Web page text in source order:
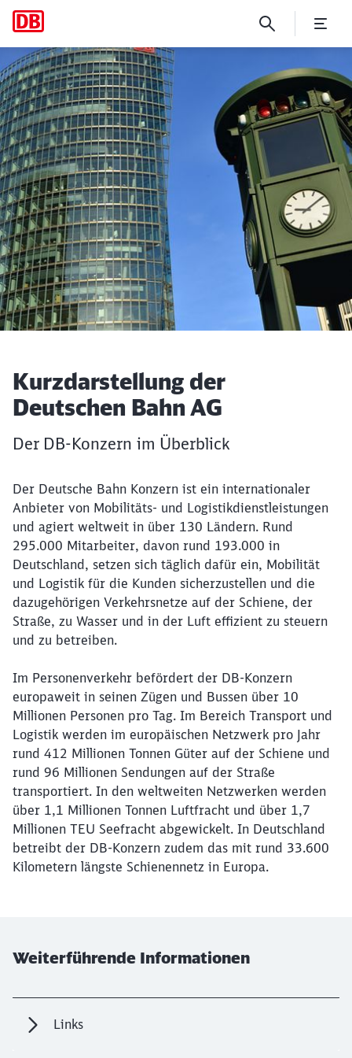
Kurzdarstellung der
Artikel:
Kurzdarstellung der
Deutschen Bahn AG
Der DB-Konzern im Überblick
Der Deutsche Bahn Konzern ist ein internationaler
Anbieter von Mobilitäts- und Logistikdienstleistungen
und agiert weltweit in über 130 Ländern. Rund
295.000 Mitarbeiter, davon rund 193.000 in
Deutschland, setzen sich täglich dafür ein, Mobilität
und Logistik für die Kunden sicherzustellen und die
dazugehörigen Verkehrsnetze auf der Schiene, der
Straße, zu Wasser und in der Luft effizient zu steuern
und zu betreiben.
Im Personenverkehr befördert der DB-Konzern
europaweit in seinen Zügen und Bussen über 10
Millionen Personen pro Tag. Im Bereich Transport und
Logistik werden im europäischen Netzwerk pro Jahr
rund 412 Millionen Tonnen Güter auf der Schiene und
rund 96 Millionen Sendungen auf der Straße
transportiert. In den weltweiten Netzwerken werden
über 1,1 Millionen Tonnen Luftfracht und über 1,7
Millionen TEU Seefracht abgewickelt. In Deutschland
betreibt der DB-Konzern zudem das mit rund 33.600
Kilometern längste Schienennetz in Europa.
Weiterführende Informationen
Links
Schließen
Möchten Sie zuweitergeleitet
werden?
Abbrechen Weiter